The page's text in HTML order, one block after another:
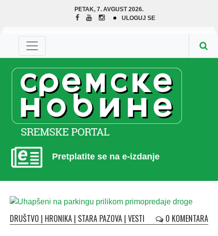
PETAK, 7. AVGUST 2026.
ULOGUJ SE
Pretplatite se na e-izdanje
DRUŠTVO | HRONIKA | STARA PAZOVA | VESTI 0 KOMENTARA